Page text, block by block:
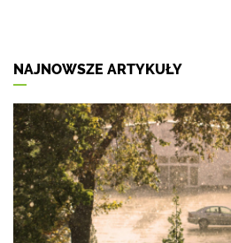
NAJNOWSZE ARTYKUŁY